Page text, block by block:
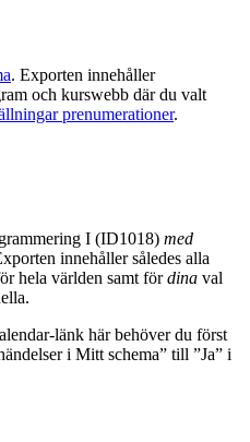
. Exporten innehåller
och kurswebb där du valt
prenumerationer.
I (ID1018) med
innehåller således alla
hela världen samt fördina val
länk här behöver du först
i Mitt schema” till ”Ja” i